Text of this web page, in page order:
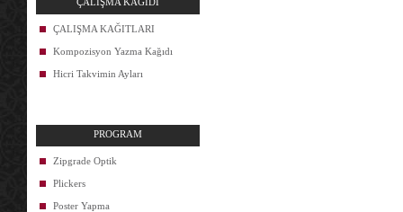
ÇALIŞMA KAĞITLARI
Kompozisyon Yazma Kağıdı
Hicri Takvimin Ayları
PROGRAM
Zipgrade Optik
Plickers
Poster Yapma